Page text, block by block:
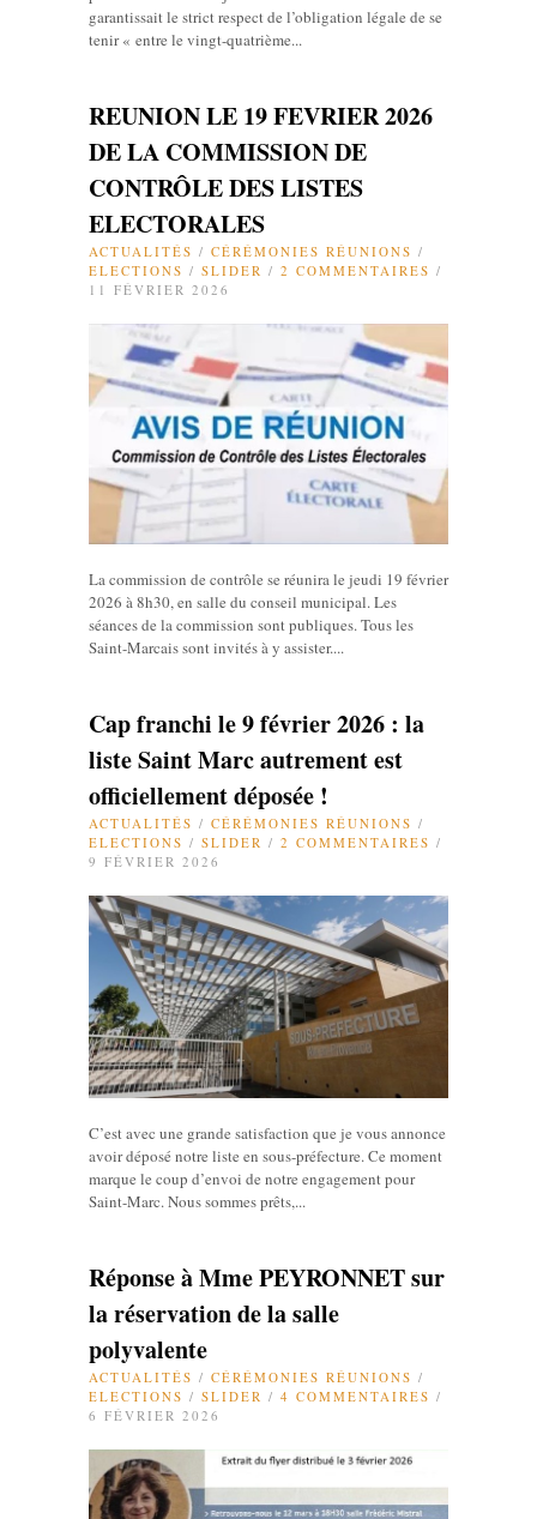
garantissait le strict respect de l’obligation légale de se
tenir « entre le vingt-quatrième...
REUNION LE 19 FEVRIER 2026
DE LA COMMISSION DE
CONTRÔLE DES LISTES
ELECTORALES
ACTUALITÉS / CÉRÉMONIES RÉUNIONS /
ELECTIONS / SLIDER / 2 COMMENTAIRES /
11 FÉVRIER 2026
La commission de contrôle se réunira le jeudi 19 février
2026 à 8h30, en salle du conseil municipal. Les
séances de la commission sont publiques. Tous les
Saint-Marcais sont invités à y assister....
Cap franchi le 9 février 2026 : la
liste Saint Marc autrement est
officiellement déposée !
ACTUALITÉS / CÉRÉMONIES RÉUNIONS /
ELECTIONS / SLIDER / 2 COMMENTAIRES /
9 FÉVRIER 2026
C’est avec une grande satisfaction que je vous annonce
avoir déposé notre liste en sous-préfecture. Ce moment
marque le coup d’envoi de notre engagement pour
Saint-Marc. Nous sommes prêts,...
Réponse à Mme PEYRONNET sur
la réservation de la salle
polyvalente
ACTUALITÉS / CÉRÉMONIES RÉUNIONS /
ELECTIONS / SLIDER / 4 COMMENTAIRES /
6 FÉVRIER 2026